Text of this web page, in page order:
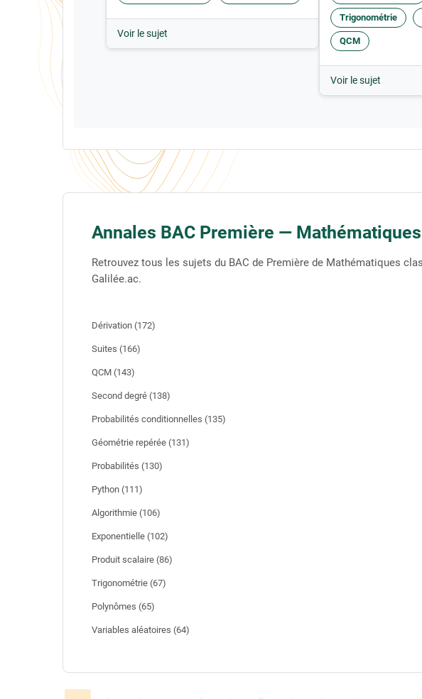
Voir le sujet
Trigonométrie
QCM
Voir le sujet
Annales BAC Première — Mathématiques
Retrouvez tous les sujets du BAC de Première de Mathématiques
Galilée.ac.
Dérivation (172)
Suites (166)
QCM (143)
Second degré (138)
Probabilités conditionnelles (135)
Géométrie repérée (131)
Probabilités (130)
Python (111)
Algorithmie (106)
Exponentielle (102)
Produit scalaire (86)
Trigonométrie (67)
Polynômes (65)
Variables aléatoires (64)